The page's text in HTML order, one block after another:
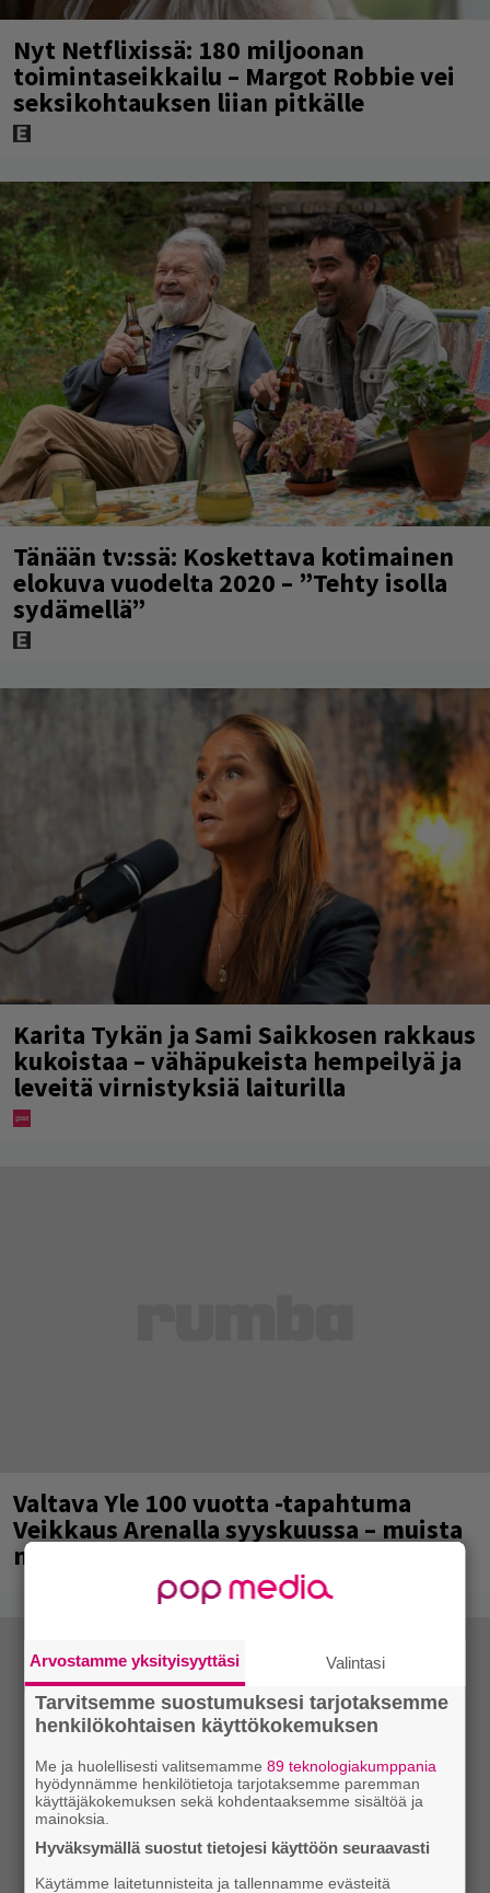
Nyt Netflixissä: 180 miljoonan
toimintaseikkailu – Margot Robbie vei
seksikohtauksen liian pitkälle
Tänään tv:ssä: Koskettava kotimainen
elokuva vuodelta 2020 – ”Tehty isolla
sydämellä”
Karita Tykän ja Sami Saikkosen rakkaus
kukoistaa – vähäpukeista hempeilyä ja
leveitä virnistyksiä laiturilla
Valtava Yle 100 vuotta -tapahtuma
Veikkaus Arenalla syyskuussa – muista
myös metalliklassikot-konsertti
Arvostamme yksityisyyttäsi Valintasi
Tarvitsemme suostumuksesi tarjotaksemme
henkilökohtaisen käyttökokemuksen
Me ja huolellisesti valitsemamme89 teknologiakumppania
hyödynnämme henkilötietoja tarjotaksemme paremman
käyttäjäkokemuksen sekä kohdentaaksemme sisältöä ja
mainoksia.
Hyväksymällä suostut tietojesi käyttöön seuraavasti
Käytämme laitetunnisteita ja tallennamme evästeitä